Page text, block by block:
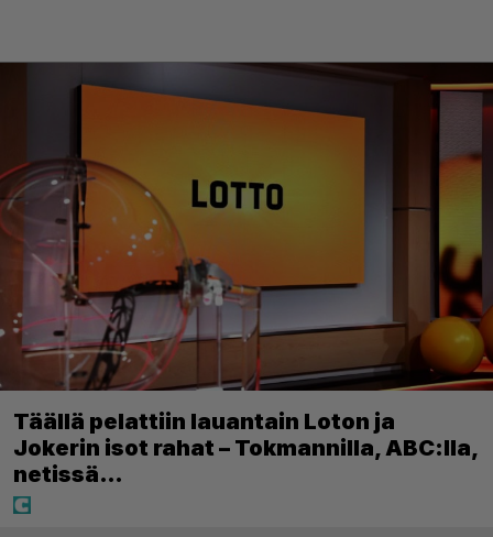
Täällä pelattiin lauantain Loton ja
Jokerin isot rahat – Tokmannilla, ABC:lla,
netissä…